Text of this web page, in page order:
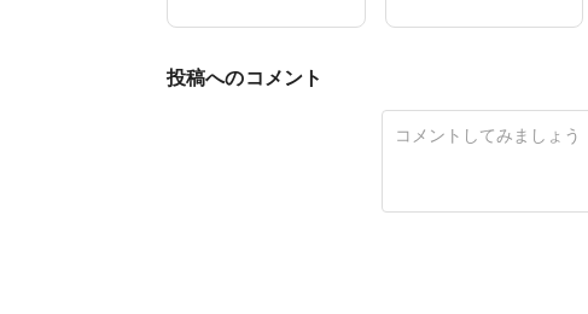
投稿へのコメント